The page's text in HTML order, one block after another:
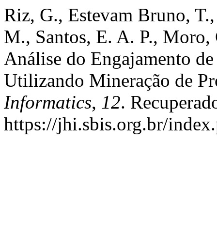
Riz, G., Estevam Bruno,
M., Santos, E. A. P.,
Análise do Engajamento
Utilizando Mineração de
Informatics, 12.
https://jhi.sbis.org.br/